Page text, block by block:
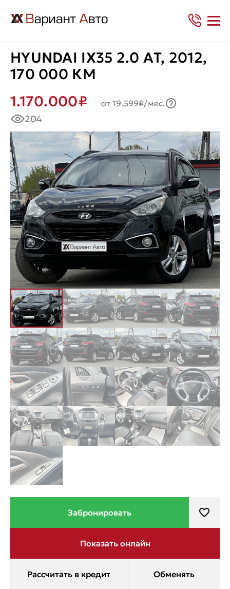
HYUNDAI IX35 2.0 AТ, 2012,
170 000 КМ
1.170.000₽
от 19.599₽/мес.
204